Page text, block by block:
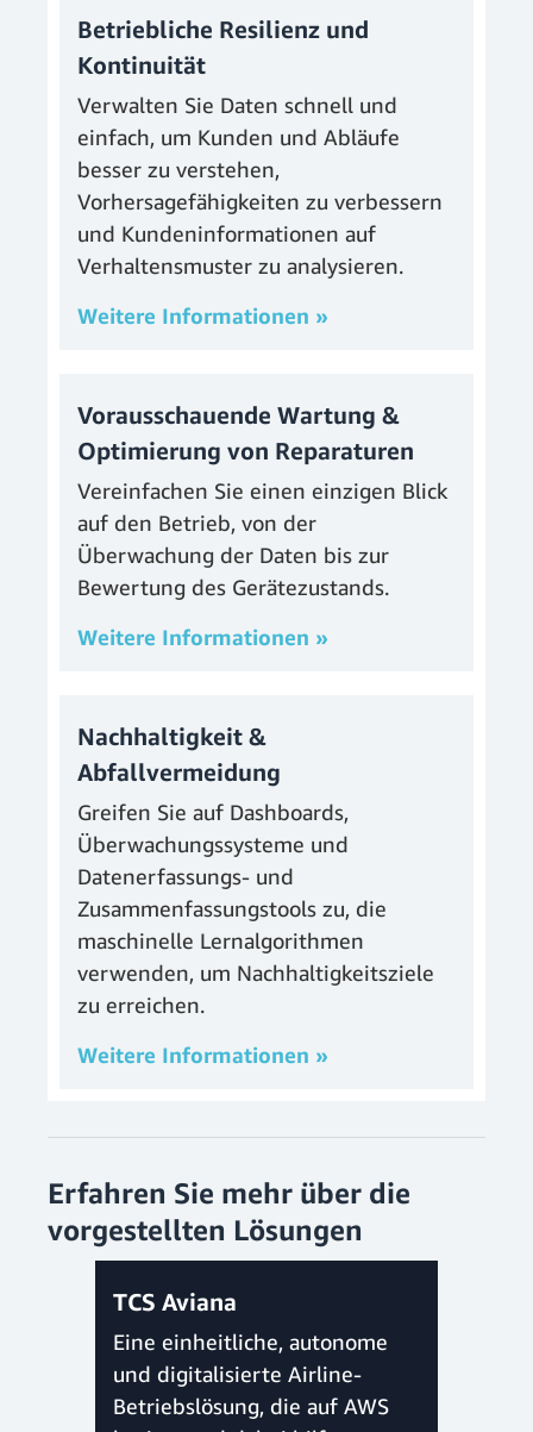
Betriebliche Resilienz und
Kontinuität
Verwalten Sie Daten schnell und
einfach, um Kunden und Abläufe
besser zu verstehen,
Vorhersagefähigkeiten zu verbessern
und Kundeninformationen auf
Verhaltensmuster zu analysieren.
Weitere Informationen »
Vorausschauende Wartung &
Optimierung von Reparaturen
Vereinfachen Sie einen einzigen Blick
auf den Betrieb, von der
Überwachung der Daten bis zur
Bewertung des Gerätezustands.
Weitere Informationen »
Nachhaltigkeit &
Abfallvermeidung
Greifen Sie auf Dashboards,
Überwachungssysteme und
Datenerfassungs- und
Zusammenfassungstools zu, die
maschinelle Lernalgorithmen
verwenden, um Nachhaltigkeitsziele
zu erreichen.
Weitere Informationen »
Erfahren Sie mehr über die
vorgestellten Lösungen
TCS Aviana
Eine einheitliche, autonome
und digitalisierte Airline-
Betriebslösung, die auf AWS